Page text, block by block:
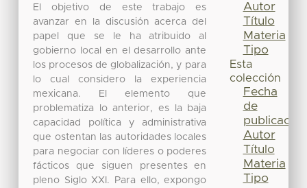
El objetivo de este trabajo es
avanzar en la discusión acerca del
papel que se le ha atribuido al
gobierno local en el desarrollo ante
los procesos de globalización, y para
lo cual considero la experiencia
mexicana. El elemento que
problematiza lo anterior, es la baja
capacidad política y administrativa
que ostentan las autoridades locales
para negociar con líderes o poderes
fácticos que siguen presentes en
pleno Siglo XXI. Para ello, expongo
Autor
Título
Materia
Tipo
Esta
colección
Fecha
de
publicación
Autor
Título
Materia
Tipo